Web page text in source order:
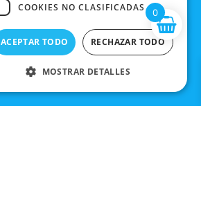
0
COOKIES NO CLASIFICADAS
ACEPTAR TODO RECHAZAR TODO
MOSTRAR DETALLES